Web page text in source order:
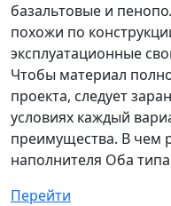
базальтовые и
похожи по
эксплуатационные
Чтобы материал
проекта, следует
условиях каждый
преимущества. В чем
наполнителя Оба
Перейти